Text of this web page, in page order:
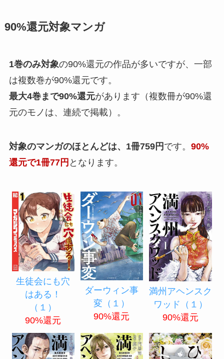
90%還元対象マンガ
1巻のみ対象の90%還元の作品が多いですが、一部
は複数巻が90%還元です。
最大4巻まで90%還元があります（複数冊が90%還
元のモノは、連続で掲載）。
対象のマンガのほとんどは、1冊759円 です。 90%
還元で1冊77円 となります。
生徒会にも穴
はある！
（１）
90%還元
ダーウィン事
変（１）
90%還元
満州アヘンスク
ワッド（１）
90%還元